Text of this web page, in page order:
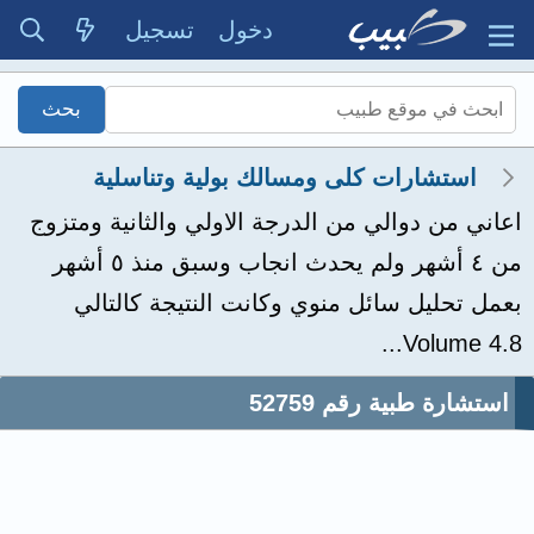
دخول تسجيل
استشارات كلى ومسالك بولية وتناسلية
اعاني من دوالي من الدرجة الاولي والثانية ومتزوج
من ٤ أشهر ولم يحدث انجاب وسبق منذ ٥ أشهر
بعمل تحليل سائل منوي وكانت النتيجة كالتالي
Volume 4.8...
استشارة طبية رقم 52759